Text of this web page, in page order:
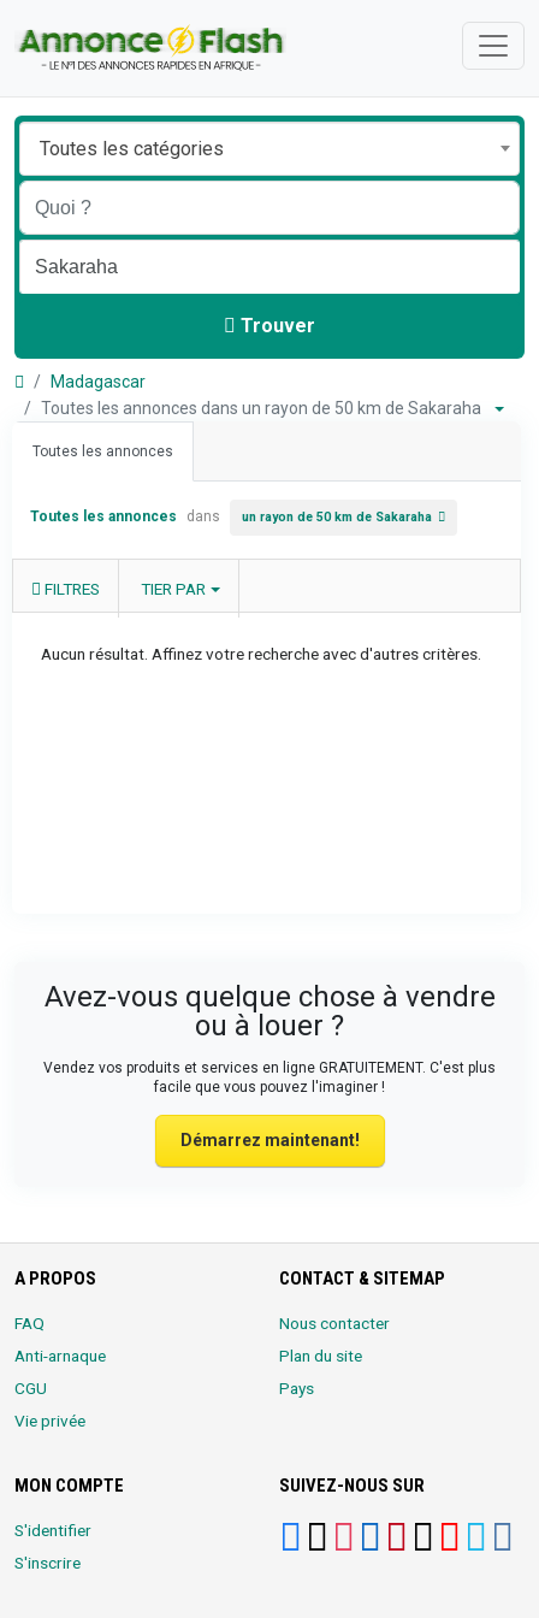
Toutes les catégories
Trouver
Madagascar
Toutes les annonces dans un rayon de 50 km de Sakaraha
Toutes les annonces
Toutes les annonces dans un rayon de 50 km de Sakaraha
FILTRES TIER PAR
Aucun résultat. Affinez votre recherche avec d'autres critères.
Avez-vous quelque chose à vendre
ou à louer ?
Vendez vos produits et services en ligne GRATUITEMENT. C'est plus
facile que vous pouvez l'imaginer !
Démarrez maintenant!
A PROPOS
FAQ
Anti-arnaque
CGU
Vie privée
CONTACT & SITEMAP
Nous contacter
Plan du site
Pays
MON COMPTE
S'identifier
S'inscrire
SUIVEZ-NOUS SUR